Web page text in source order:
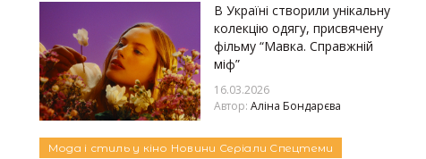
В Україні створили унікальну
колекцію одягу, присвячену
фільму “Мавка. Справжній
міф”
16.03.2026
Автор: Аліна Бондарєва
Мода і стиль у кіно Новини Серіали Спецтеми